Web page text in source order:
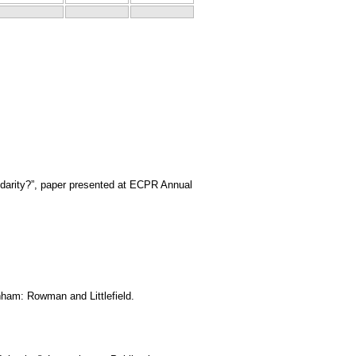
paper presented at ECPR Annual
Rowman and Littlefield.